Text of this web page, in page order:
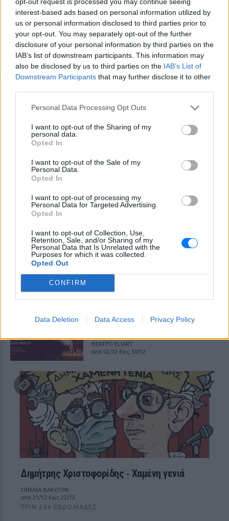
interest-based ads based on personal information utilized by
us or personal information disclosed to third parties prior to
your opt-out. You may separately opt-out of the further
disclosure of your personal information by third parties on the
IAB’s list of downstream participants. This information may
also be disclosed by us to third parties on the IAB’s List of
Downstream Participants that may further disclose it to other
Personal Data Processing Opt Outs
I want to opt-out of the Sharing of my
personal data.
Opted In
I want to opt-out of the Sale of my
Personal Data.
Opted In
I want to opt-out of processing my
Personal Data for Targeted Advertising.
Opted In
I want to opt-out of Collection, Use,
Retention, Sale, and/or Sharing of my
Personal Data that Is Unrelated with the
Purposes for which it was collected.
Opted Out
CONFIRM
Data Deletion Data Access Privacy Policy
από 10/12 έως 12/12
ΠΡΙΝ 244 ΕΒΔΟΜΆΔΕΣ
Ροκσταριλικια
13/12
1821‑2021 Διακόσια Χρόνια
Δανεικά
ΠΡΙΝ 244 ΕΒΔΟΜΆΔΕΣ
κινήσεις
ΘΕΑΤΡΟ ELIART
από 02/12 έως 30/12
Δημήτρης Χριστοφορίδης ‑ Χαμένη γενιά
CINEMA ΒΑΚΟΥΡΑ
από 21/12 έως 22/12
ΠΡΙΝ 244 ΕΒΔΟΜΆΔΕΣ